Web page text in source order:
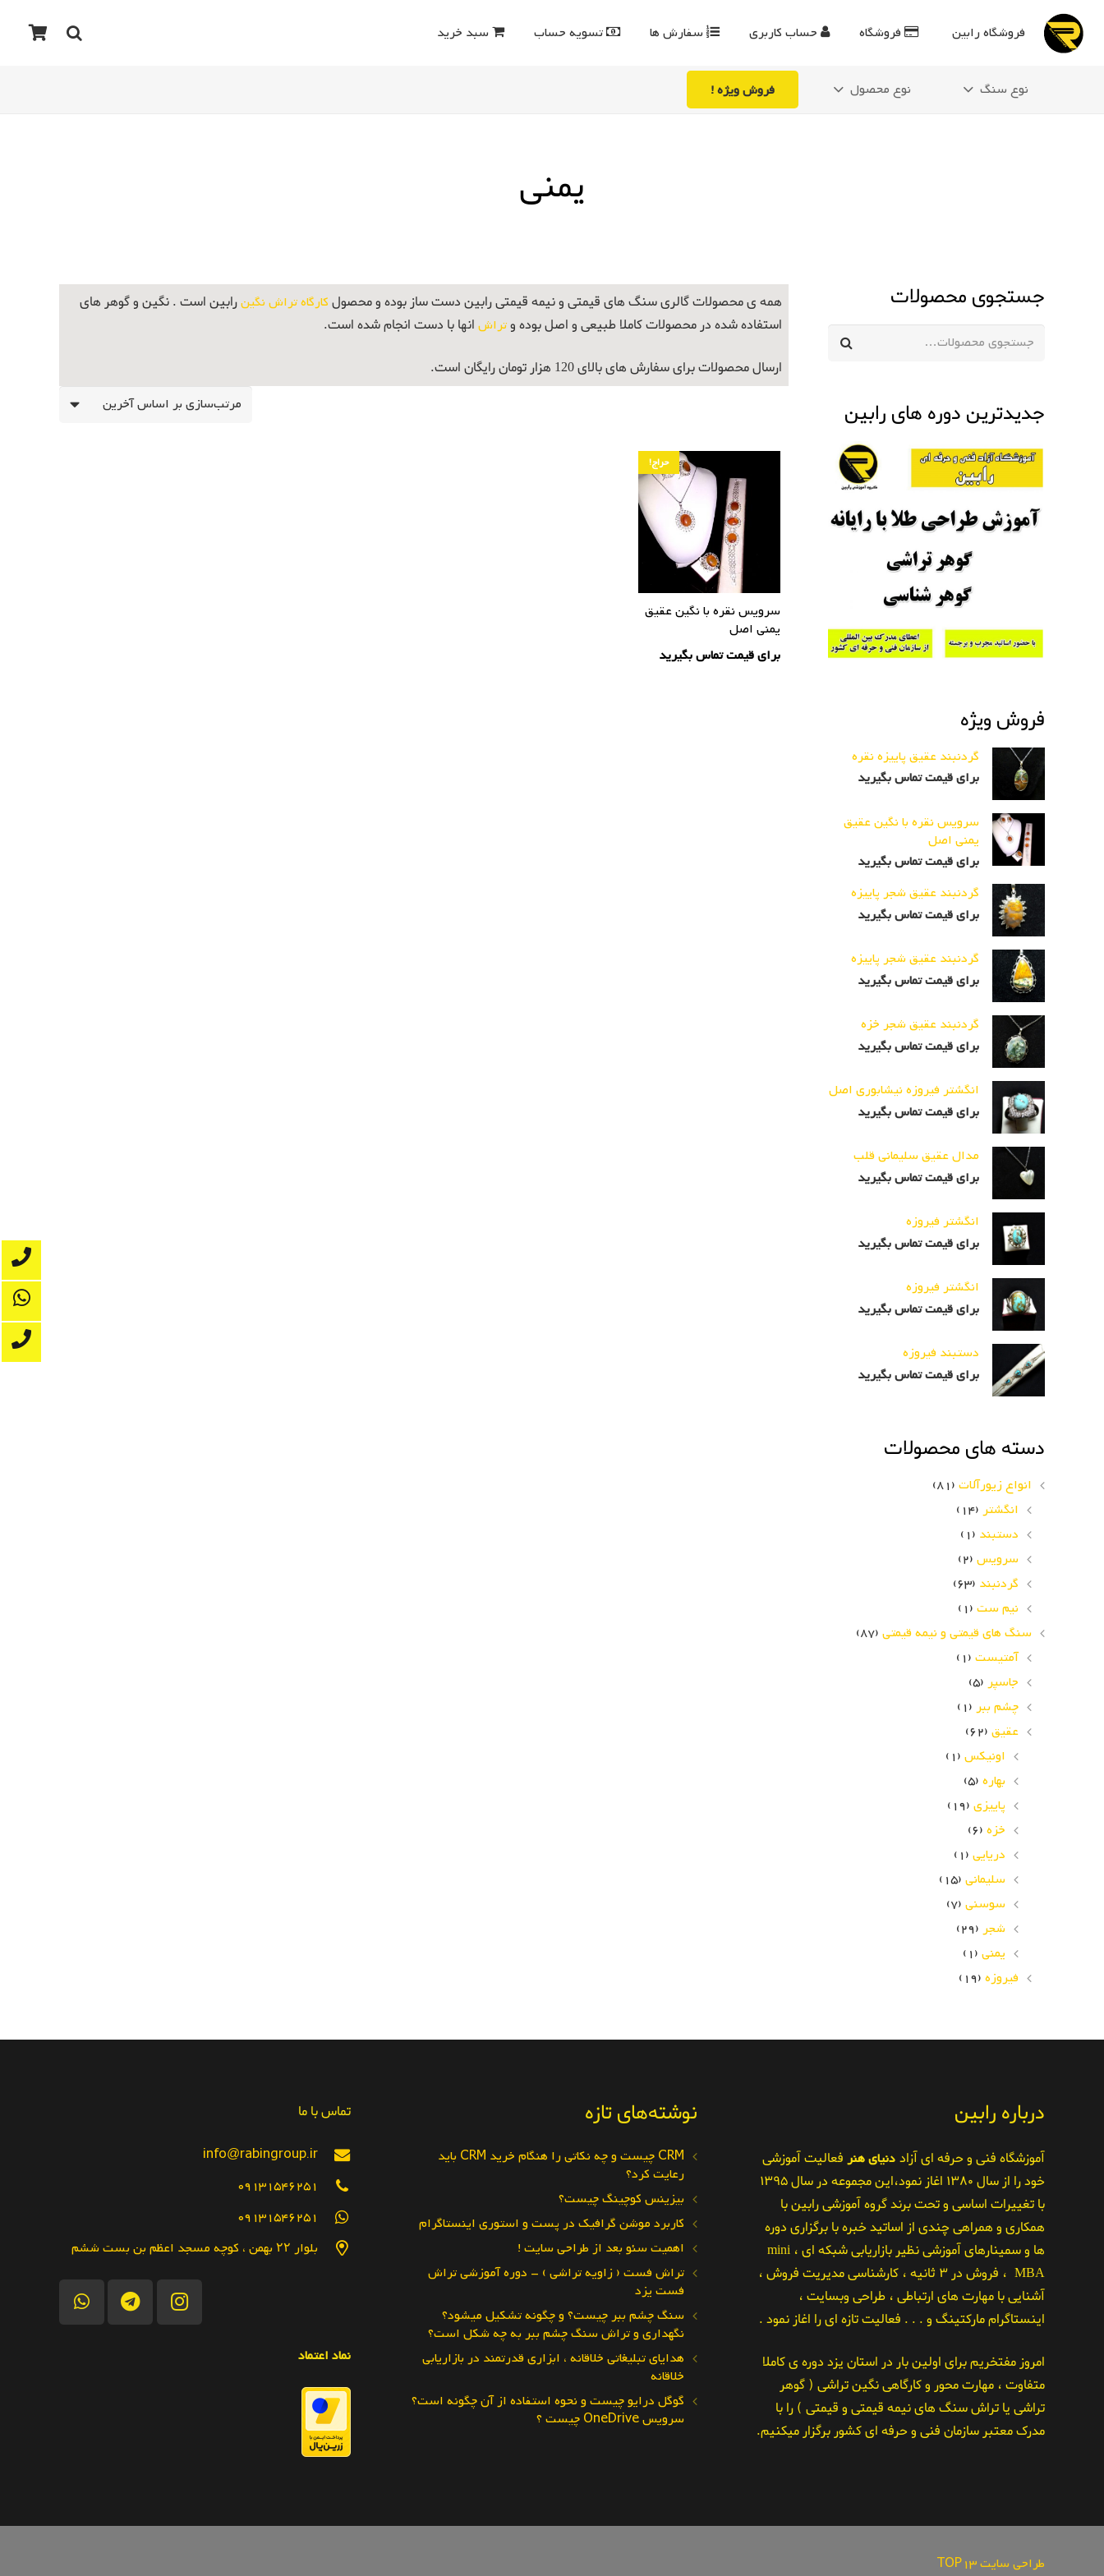
فروشگاه رابین فروشگاه حساب کاربری سفارش ها تسویه حساب سبد خرید
نوع سنگ نوع محصول فروش ویژه !
یمنی
جستجوی محصولات
جستجو
جدیدترین دوره های رابین
فروش ویژه
گردنبند عقیق پاییزه نقره
برای قیمت تماس بگیرید
سرویس نقره با نگین عقیق
یمنی اصل
برای قیمت تماس بگیرید
گردنبند عقیق شجر پاییزه
برای قیمت تماس بگیرید
گردنبند عقیق شجر پاییزه
برای قیمت تماس بگیرید
گردنبند عقیق شجر خزه
برای قیمت تماس بگیرید
انگشتر فیروزه نیشابوری اصل
برای قیمت تماس بگیرید
مدال عقیق سلیمانی قلب
برای قیمت تماس بگیرید
انگشتر فیروزه
برای قیمت تماس بگیرید
انگشتر فیروزه
برای قیمت تماس بگیرید
دستبند فیروزه
برای قیمت تماس بگیرید
دسته های محصولات
انواع زیورآلات (81)
انگشتر (14)
دستبند (1)
سرویس (2)
گردنبند (63)
نیم ست (1)
سنگ های قیمتی و نیمه قیمتی (87)
آمتیست (1)
جاسپر (5)
چشم ببر (1)
عقیق (62)
اونیکس (1)
بهاره (5)
پاییزی (19)
خزه (6)
دریایی (1)
سلیمانی (15)
سوسنی (7)
شجر (29)
یمنی (1)
فیروزه (19)
همه ی محصولات گالری سنگ های قیمتی و نیمه قیمتی رابین دست ساز بوده و محصول کارگاه تراش نگینرابین است . نگین و گوهر های
استفاده شده در محصولات کاملا طبیعی و اصل بوده وتراش انها با دست انجام شده است.
ارسال محصولات برای سفارش های بالای 120 هزار تومان رایگان است.
حراج!
سرویس نقره با نگین عقیق
یمنی اصل
برای قیمت تماس بگیرید
درباره رابین
آموزشگاه فنی و حرفه ای آزاد دنیای هنر فعالیت آموزشی
خود را از سال ۱۳۸۰ اغاز نمود،این مجموعه در سال ۱۳۹۵
با تغییرات اساسی و تحت برند گروه آموزشی رابین با
همکاری و همراهی چندی از اساتید خبره با برگزاری دوره
ها و سمینارهای آموزشی نظیر بازاریابی شبکه ای ، mini
MBA ، فروش در ۳ ثانیه ، کارشناسی مدیریت فروش ،
آشنایی با مهارت های ارتباطی ، طراحی وبسایت ،
اینستاگرام مارکتینگ و . . . فعالیت تازه ای را اغاز نمود .
امروز مفتخریم برای اولین بار در استان یزد دوره ی کاملا
متفاوت ، مهارت محور و کارگاهی نگین تراشی ( گوهر
تراشی یا تراش سنگ های نیمه قیمتی و قیمتی ) را با
مدرک معتبر سازمان فنی و حرفه ای کشور برگزار میکنیم.
نوشته‌های تازه
CRM چیست و چه نکاتی را هنگام خرید CRM باید
رعایت کرد؟
بیزینس کوچینگ چیست؟
کاربرد موشن گرافیک در پست و استوری اینستاگرام
اهمیت سئو بعد از طراحی سایت !
تراش فست ( زاویه تراشی ) – دوره آموزشی تراش
فست یزد
سنگ چشم ببر چیست؟ و چگونه تشکیل میشود؟
نگهداری و تراش سنگ چشم ببر به چه شکل است؟
هدایای تبلیغاتی خلاقانه ، ابزاری قدرتمند در بازاریابی
خلاقانه
گوگل درایو چیست و نحوه استفاده از آن چگونه است؟
سرویس OneDrive چیست ؟
تماس با ما
info@rabingroup.ir
09131546251
09131546251
بلوار ۲۲ بهمن ، کوچه مسجد اعظم بن بست ششم
نماد اعتماد
طراحی سایت TOP13